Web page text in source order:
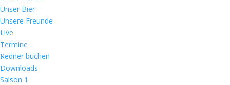
Unser Bier
Unsere Freunde
Live
Termine
Redner buchen
Downloads
Saison 1